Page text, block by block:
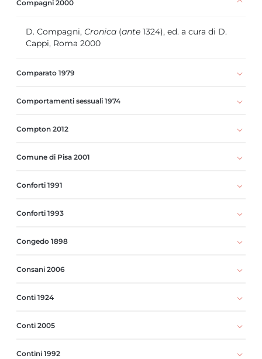
Compagni 2000
D. Compagni, Cronica (ante 1324), ed. a cura di D.
Cappi, Roma 2000
Comparato 1979
Comportamenti sessuali 1974
Compton 2012
Comune di Pisa 2001
Conforti 1991
Conforti 1993
Congedo 1898
Consani 2006
Conti 1924
Conti 2005
Contini 1992